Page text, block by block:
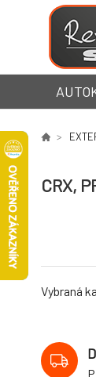
CRX,
Vybraná